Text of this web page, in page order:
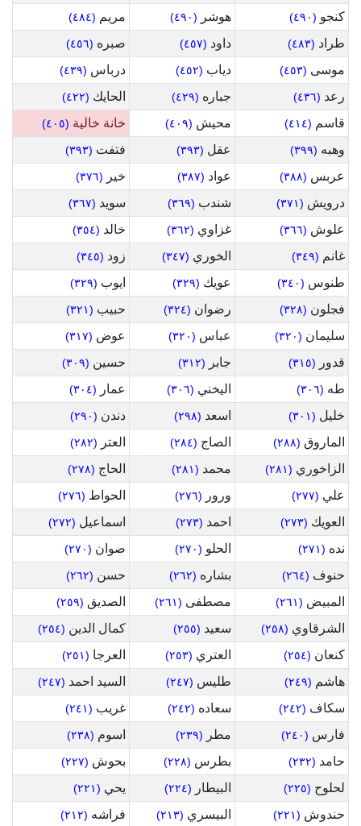
كنجو (٤٩٠) هوشر (٤٩٠) مريم (٤٨٤)
طراد (٤٨٣) داود (٤٥٧) صبره (٤٥٦)
موسى (٤٥٣) دياب (٤٥٢) درباس (٤٣٩)
رعد (٤٣٦) جباره (٤٢٩) الحايك (٤٢٢)
قاسم (٤١٤) محيش (٤٠٩) خانة خالية (٤٠٥)
وهبه (٣٩٩) عقل (٣٩٣) فتفت (٣٩٣)
عربس (٣٨٨) عواد (٣٨٧) خير (٣٧٦)
درويش (٣٧١) شندب (٣٦٩) سويد (٣٦٧)
علوش (٣٦٦) غزاوي (٣٦٢) خالد (٣٥٤)
غانم (٣٤٩) الخوري (٣٤٧) زود (٣٤٥)
طنوس (٣٤٠) عويك (٣٢٩) ايوب (٣٢٩)
فجلون (٣٢٨) رضوان (٣٢٤) حبيب (٣٢١)
سليمان (٣٢٠) عباس (٣٢٠) عوض (٣١٧)
قدور (٣١٥) جابر (٣١٢) حسين (٣٠٩)
طه (٣٠٦) اليخني (٣٠٦) عمار (٣٠٤)
خليل (٣٠١) اسعد (٢٩٨) دندن (٢٩٠)
الماروق (٢٨٨) الصاج (٢٨٤) العتر (٢٨٢)
الزاخوري (٢٨١) محمد (٢٨١) الحاج (٢٧٨)
علي (٢٧٧) ورور (٢٧٦) الحواط (٢٧٦)
العويك (٢٧٣) احمد (٢٧٣) اسماعيل (٢٧٢)
نده (٢٧١) الحلو (٢٧٠) صوان (٢٧٠)
حنوف (٢٦٤) بشاره (٢٦٢) حسن (٢٦٢)
المبيض (٢٦١) مصطفى (٢٦١) الصديق (٢٥٩)
الشرقاوي (٢٥٨) سعيد (٢٥٥) كمال الدين (٢٥٤)
كنعان (٢٥٤) العتري (٢٥٣) العرجا (٢٥١)
هاشم (٢٤٩) طليس (٢٤٧) السيد احمد (٢٤٧)
سكاف (٢٤٢) سعاده (٢٤٢) غريب (٢٤١)
فارس (٢٤٠) مطر (٢٣٩) اسوم (٢٣٨)
حامد (٢٣٢) بطرس (٢٢٨) بحوش (٢٢٧)
لحلوح (٢٢٥) البيطار (٢٢٤) يحي (٢٢١)
حندوش (٢٢١) البيسري (٢١٣) فراشه (٢١٢)